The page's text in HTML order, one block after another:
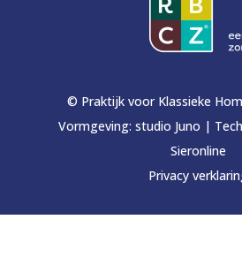
© Praktijk voor Klassieke
Vormgeving: studio Juno |
Sieronline
Privacy